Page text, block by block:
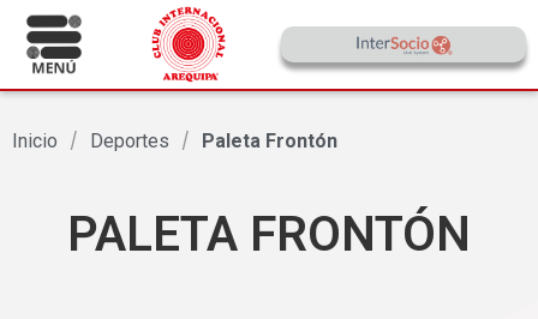
Inicio / Deportes / Paleta Frontón
PALETA FRONTÓN